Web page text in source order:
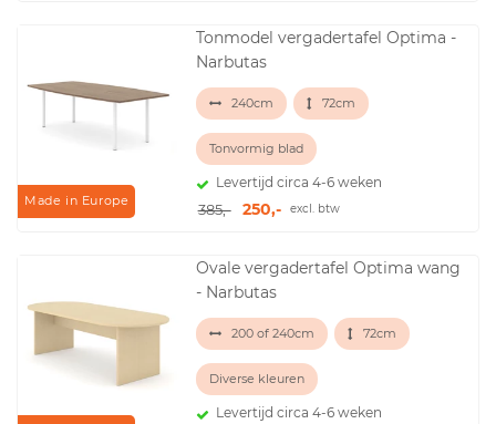
Made in Europe
Tonmodel vergadertafel Optima -
Narbutas
240cm 72cm
Tonvormig blad
Levertijd circa 4-6 weken
385,- 250,- excl. btw
Ovale vergadertafel Optima wang
- Narbutas
200 of 240cm 72cm
Diverse kleuren
Levertijd circa 4-6 weken